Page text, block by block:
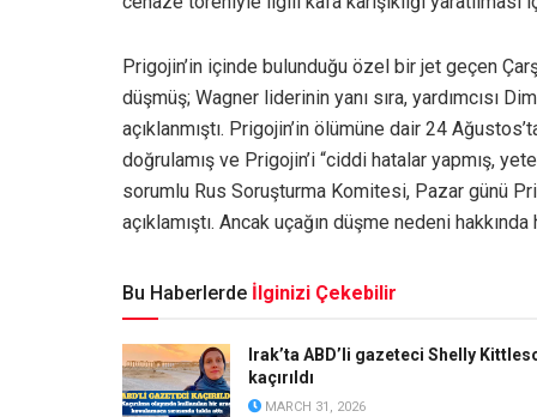
Prigojin’in içinde bulunduğu özel bir jet geçen
düşmüş; Wagner liderinin yanı sıra, yardımcısı
açıklanmıştı. Prigojin’in ölümüne dair 24
doğrulamış ve Prigojin’i “ciddi hatalar yapmış,
sorumlu Rus Soruşturma Komitesi, Pazar günü
açıklamıştı. Ancak uçağın düşme nedeni
Bu Haberlerde İlginizi Çekebilir
Irak’ta ABD’li gazeteci Shelly
kaçırıldı
MARCH 31, 2026